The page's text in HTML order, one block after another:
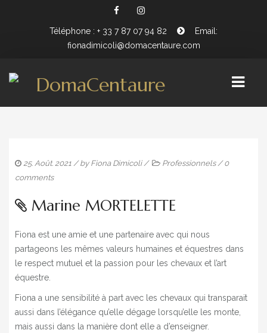
Téléphone : + 33 7 87 07 94 82
Email:
fionadimicoli@domacentaure.com
BIENVENUE CHEZ DOMA CENTAURE
25. Août. 2021 / by Fiona Dimicoli/ Professionnels/0
comments
Marine MORTELETTE
Fiona est une amie et une partenaire avec qui nous
partageons les mêmes valeurs humaines et équestres dans
le respect mutuel et la passion pour les chevaux et l’art
équestre.
Fiona a une sensibilité à part avec les chevaux qui transparait
aussi dans l’élégance qu’elle dégage lorsqu’elle les monte,
mais aussi dans la manière dont elle a d’enseigner.